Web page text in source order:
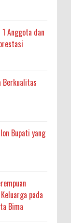
1 Anggota dan
Berkualitas
Bupati yang
pada
Bima